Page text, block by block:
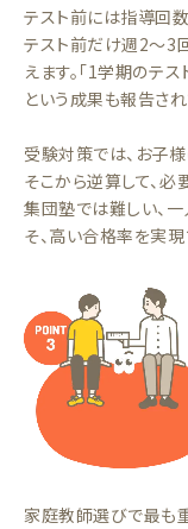
テスト前には指導回
テスト前だけ週2〜3
えます。「1学期のテ
という成果も報告され
受験対策では、お子
そこから逆算して、
集団塾では難しい、
そ、高い合格率を実現
家庭教師選びで最も